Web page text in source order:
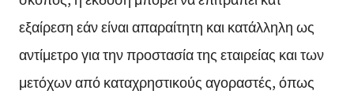
εξαίρεση εάν είναι απαραίτητη και κατάλληλη ως
αντίμετρο για την προστασία της εταιρείας και των
μετόχων από καταχρηστικούς αγοραστές, όπως